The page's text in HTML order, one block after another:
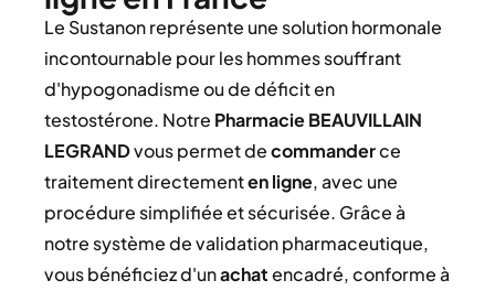
Le Sustanon représente une solution hormonale
incontournable pour les hommes souffrant
d'hypogonadisme ou de déficit en
testostérone. Notre Pharmacie BEAUVILLAIN
LEGRANDvous permet decommanderce
traitement directementen ligne, avec une
procédure simplifiée et sécurisée. Grâce à
notre système de validation pharmaceutique,
vous bénéficiez d'unachatencadré, conforme à